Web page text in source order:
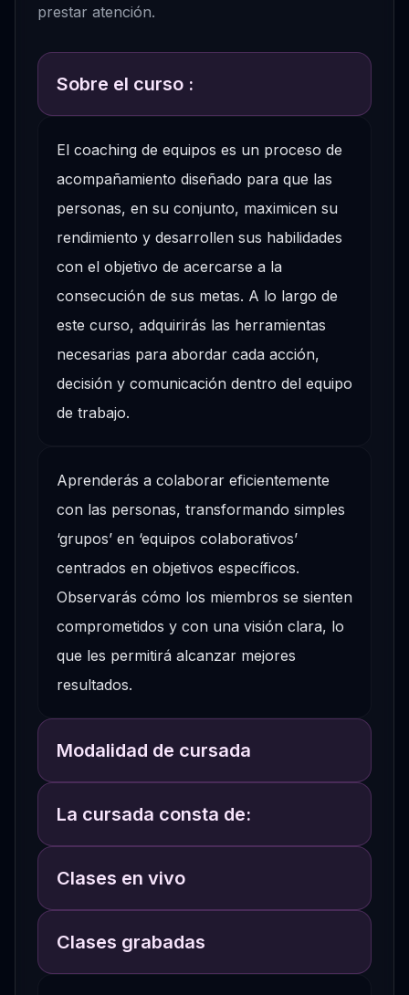
prestar atención.
Sobre el curso :
El coaching de equipos es un proceso de
acompañamiento diseñado para que las
personas, en su conjunto, maximicen su
rendimiento y desarrollen sus habilidades
con el objetivo de acercarse a la
consecución de sus metas. A lo largo de
este curso, adquirirás las herramientas
necesarias para abordar cada acción,
decisión y comunicación dentro del equipo
de trabajo.
Aprenderás a colaborar eficientemente
con las personas, transformando simples
‘grupos’ en ‘equipos colaborativos’
centrados en objetivos específicos.
Observarás cómo los miembros se sienten
comprometidos y con una visión clara, lo
que les permitirá alcanzar mejores
resultados.
Modalidad de cursada
La cursada consta de:
Clases en vivo
Clases grabadas